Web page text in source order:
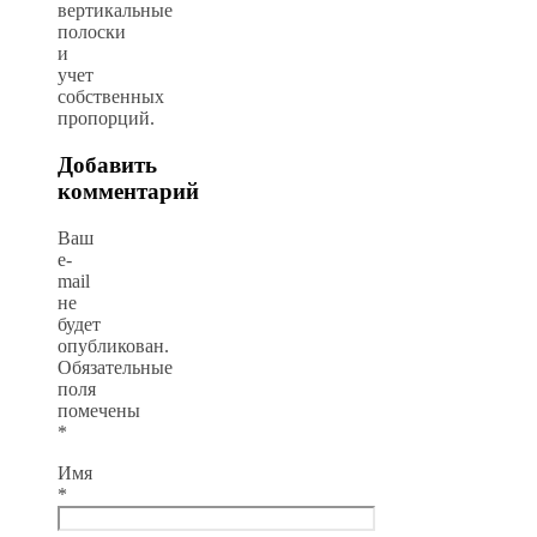
вертикальные
полоски
и
учет
собственных
пропорций.
Добавить
комментарий
Ваш
e-
mail
не
будет
опубликован.
Обязательные
поля
помечены
*
Имя
*